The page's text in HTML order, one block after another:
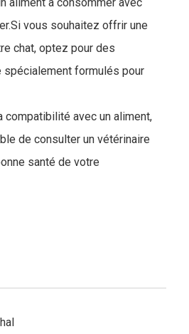
vous souhaitez offrir une
chat, optez pour des
formulés pour
compatibilité avec un aliment,
de consulter un vétérinaire
santé de votre